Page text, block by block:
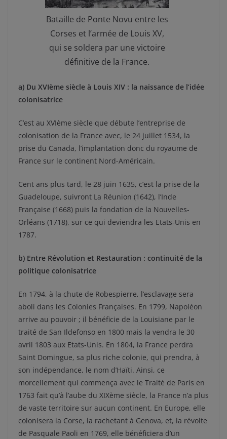
Bataille de Ponte Novu entre les
Corses et l’armée de Louis XV,
qui se soldera par une victoire
définitive de la France.
a) Du XVIème siècle à Louis XIV : la naissance de l’idée
colonisatrice
C’est au XVIème siècle que débute l’entreprise de
colonisation de la France avec, le 24 juillet 1534, la
prise du Canada, l’implantation donc du royaume de
France sur le continent Nord-Américain.
Cent ans plus tard, le 28 juin 1635, c’est la prise de la
Guadeloupe, suivront La Réunion (1642), l’Inde
Française (1668) puis la fondation de la Nouvelles-
Orléans (1718), sur ce qui deviendra les Etats-Unis en
1787.
b) Entre Révolution et Restauration : continuité de la
politique colonisatrice
En 1794, à la chute de Robespierre, l’esclavage sera
aboli dans les Colonies Françaises. En 1799, Napoléon
arrive au pouvoir ; il bénéficie de la Louisiane par le
traité de San Ildefonso en 1800 mais la vendra le 30
avril 1803 aux Etats-Unis. En 1804, la France perdra
Saint Domingue, sa plus riche colonie, qui prendra, à
son indépendance, le nom d’Haïti. Ainsi, ce
morcellement qui commença avec le Traité de Paris en
1763 fait qu’à l’aube du XIXème siècle, la France n’a plus
de vaste territoire sur aucun continent. En Europe, elle
colonisera la Corse, la rachetant à Genova, et, la révolte
de Pasquale Paoli en 1769, elle bénéficiera d’un